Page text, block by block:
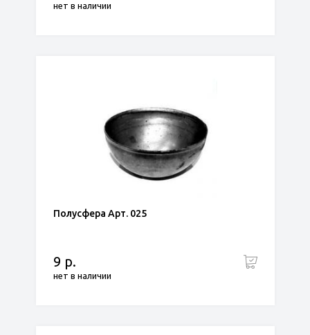
нет в наличии
Полусфера Арт. 025
9 р.
нет в наличии